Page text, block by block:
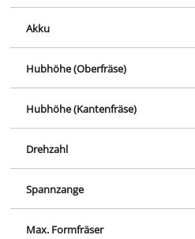
Akku
Hubhöhe (Oberfräse)
Hubhöhe (Kantenfräse)
Drehzahl
Spannzange
Max. Formfräser